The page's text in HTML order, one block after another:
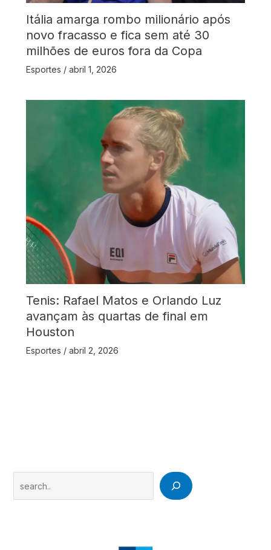
Itália amarga rombo milionário após
novo fracasso e fica sem até 30
milhões de euros fora da Copa
Esportes / abril 1, 2026
Tenis: Rafael Matos e Orlando Luz
avançam às quartas de final em
Houston
Esportes / abril 2, 2026